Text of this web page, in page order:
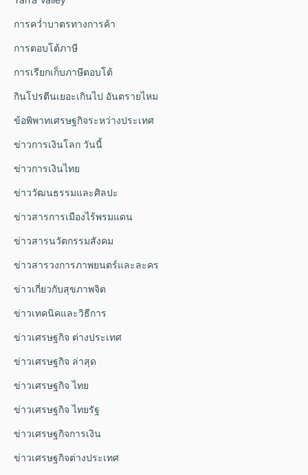
การคว่ำบาตรทางการค้า
การตอบโต้ภาษี
การเรียกเก็บภาษีตอบโต้
กินโปรตีนเยอะเกินไป อันตรายไหม
ข้อพิพาทเศรษฐกิจระหว่างประเทศ
ข่าวการเงินโลก วันนี้
ข่าวการเงินไทย
ข่าววัฒนธรรมและศิลปะ
ข่าวสารการเมืองไร้พรมแดน
ข่าวสารนวัตกรรมสังคม
ข่าวสารวงการภาพยนตร์และละคร
ข่าวเกี่ยวกับสุขภาพจิต
ข่าวเทคนิคและวิธีการ
ข่าวเศรษฐกิจ ต่างประเทศ
ข่าวเศรษฐกิจ ล่าสุด
ข่าวเศรษฐกิจ ไทย
ข่าวเศรษฐกิจ ไทยรัฐ
ข่าวเศรษฐกิจการเงิน
ข่าวเศรษฐกิจต่างประเทศ